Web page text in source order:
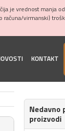
je vrednost manja
računa/virmanski)
KONTAKT
Nedavno
proizvodi